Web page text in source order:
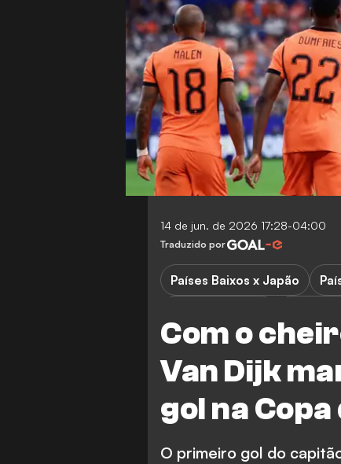
14 de jun. de 2026 17:28-04:00
Traduzido por
Com o
Van Dijk
gol na
Países Baixos x Japão
O primeiro gol do